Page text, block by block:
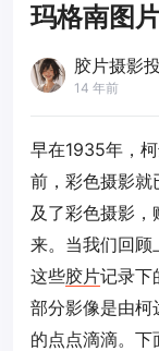
玛格南图
胶片摄影
14 年前
早在1935年，
前，彩色摄影就
及了彩色摄影
来。当我们回顾
这些胶片记录下
部分影像是由柯
的点点滴滴。下